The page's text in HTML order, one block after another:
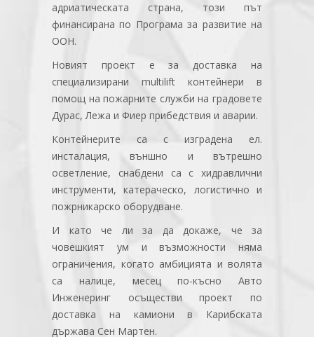
адриатическата страна, този път
финансирана по Програма за развитие на
ООН.
Новият проект е за доставка на
специализирани multilift контейнери в
помощ на пожарните служби на градовете
Дурас, Лежа и Фиер прибедствия и аварии.
Контейнерите са с изградена ел.
инсталация, външно и вътрешно
осветление, снабдени са с хидравлични
инструменти, катераческо, логистично и
пожрникарско оборудване.
И като че ли за да докаже, че за
човешкият ум и възможности няма
ограничения, когато амбицията и волята
са налице, месец по-късно Авто
Инженеринг осъществи проект по
доставка на камиони в Карибската
държава Сен Мартен.